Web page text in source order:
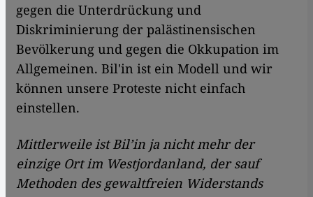
gegen die Unterdrückung und
Diskriminierung der palästinensischen
Bevölkerung und gegen die Okkupation im
Allgemeinen. Bil'in ist ein Modell und wir
können unsere Proteste nicht einfach
einstellen.
Mittlerweile ist Bil’in ja nicht mehr der
einzige Ort im Westjordanland, der sauf
Methoden des gewaltfreien Widerstands